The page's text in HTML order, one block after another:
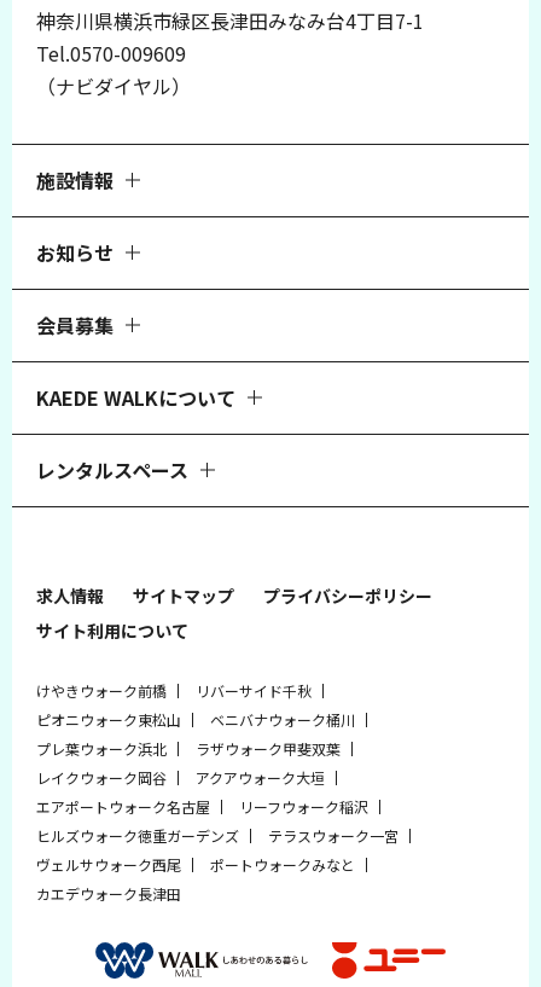
神奈川県横浜市緑区長津田みなみ台4丁目7-1
Tel.0570-009609
（ナビダイヤル）
施設情報
お知らせ
会員募集
KAEDE WALKについて
レンタルスペース
求人情報 サイトマップ
プライバシーポリシー
サイト利用について
けやきウォーク前橋
リバーサイド千秋
ピオニウォーク東松山
ベニバナウォーク桶川
プレ葉ウォーク浜北
ラザウォーク甲斐双葉
レイクウォーク岡谷
アクアウォーク大垣
エアポートウォーク名古屋
リーフウォーク稲沢
ヒルズウォーク徳重ガーデンズ
テラスウォーク一宮
ヴェルサウォーク西尾
ポートウォークみなと
カエデウォーク長津田